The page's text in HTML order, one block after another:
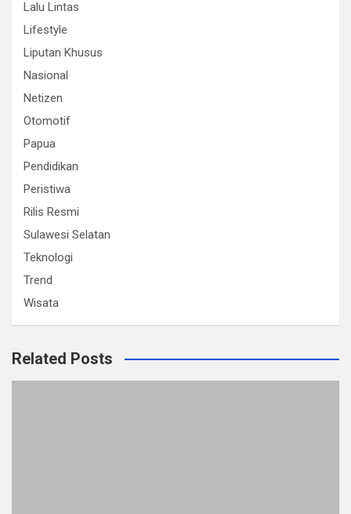
Lalu Lintas
Lifestyle
Liputan Khusus
Nasional
Netizen
Otomotif
Papua
Pendidikan
Peristiwa
Rilis Resmi
Sulawesi Selatan
Teknologi
Trend
Wisata
Related Posts